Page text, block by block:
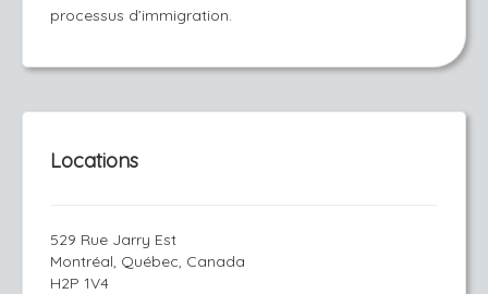
processus d’immigration.
Locations
529 Rue Jarry Est
Montréal, Québec, Canada
H2P 1V4